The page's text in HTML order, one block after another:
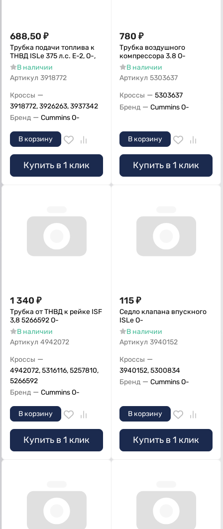
688,50 ₽
Трубка подачи топлива к
ТНВД ISLe 375 л.с. Е-2, О-,
В наличии
Артикул 3918772
Кроссы —
3918772, 3926263, 3937342
Бренд — Cummins O-
В корзину
Купить в 1 клик
780 ₽
Трубка воздушного
компрессора 3.8 О-
В наличии
Артикул 5303637
Кроссы — 5303637
Бренд — Cummins O-
В корзину
Купить в 1 клик
1 340 ₽
Трубка от ТНВД к рейке ISF
3,8 5266592 О-
В наличии
Артикул 4942072
Кроссы —
4942072, 5316116, 5257810,
5266592
Бренд — Cummins O-
В корзину
Купить в 1 клик
115₽
Седло клапана впускного
ISLe О-
В наличии
Артикул 3940152
Кроссы —
3940152, 5300834
Бренд — Cummins O-
В корзину
Купить в 1 клик